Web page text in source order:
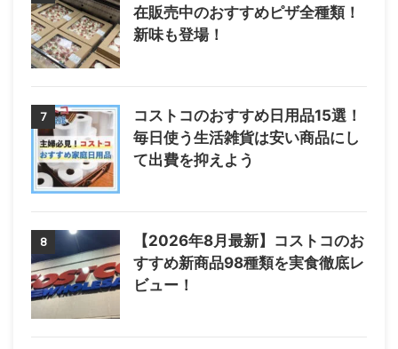
在販売中のおすすめピザ全種類！
新味も登場！
7
コストコのおすすめ日用品15選！
毎日使う生活雑貨は安い商品にし
て出費を抑えよう
8
【2026年8月最新】コストコのお
すすめ新商品98種類を実食徹底レ
ビュー！